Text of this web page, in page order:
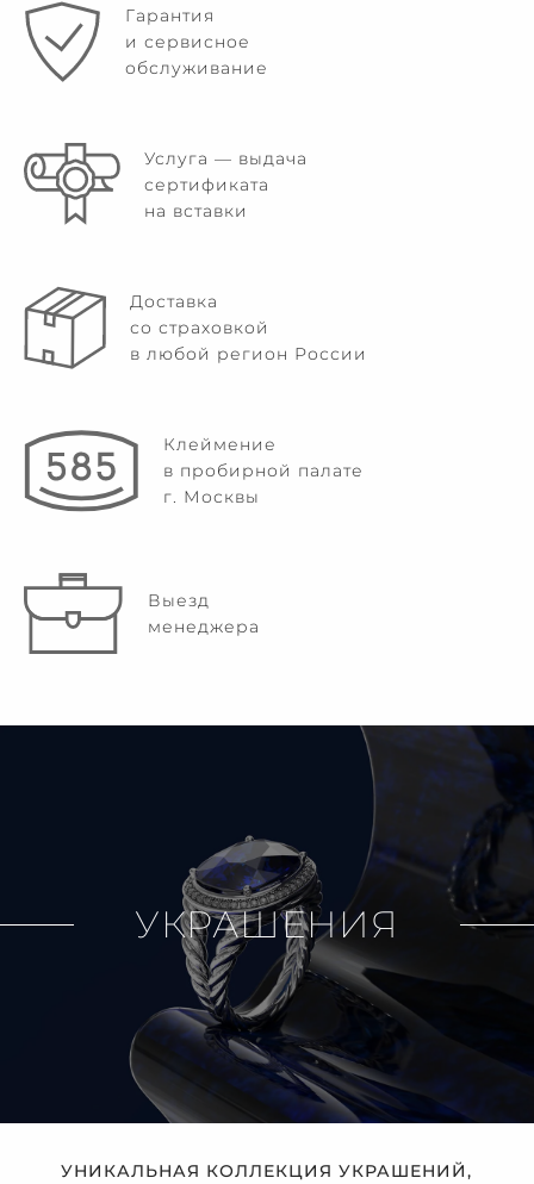
Гарантия
и сервисное
обслуживание
Услуга — выдача
сертификата
на вставки
Доставка
со страховкой
в любой регион России
Клеймение
в пробирной палате
г. Москвы
Выезд
менеджера
УКРАШЕНИЯ
УНИКАЛЬНАЯ КОЛЛЕКЦИЯ УКРАШЕНИЙ,